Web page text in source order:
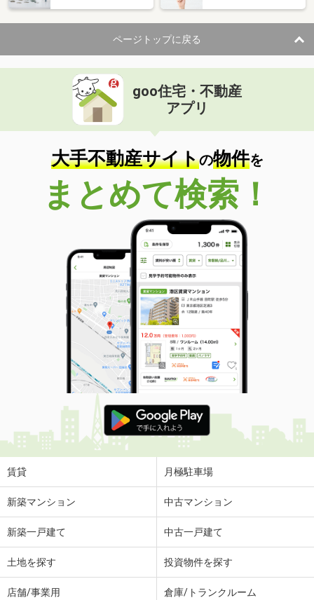
ページトップに戻る
goo住宅・不動産
アプリ
大手不動産サイトの物件を
まとめて検索！
賃貸 月極駐車場
新築マンション 中古マンション
新築一戸建て 中古一戸建て
土地を探す 投資物件を探す
店舗/事業用 倉庫/トランクルーム